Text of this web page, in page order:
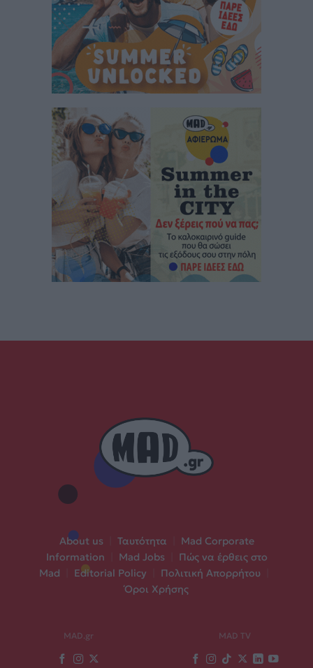
About us Ταυτότητα
Mad Corporate
Information
Mad Jobs
Πώς να έρθεις στο
Mad
Editorial Policy Πολιτική Απορρήτου
Όροι Χρήσης
MAD.gr MAD TV